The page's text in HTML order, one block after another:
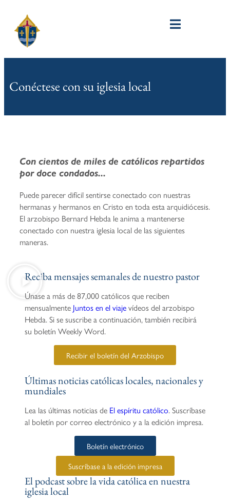
Conéctese con su iglesia local
Con cientos de miles de católicos repartidos
por doce condados...
Puede parecer difícil sentirse conectado con nuestras
hermanas y hermanos en Cristo en toda esta arquidiócesis.
El arzobispo Bernard Hebda le anima a mantenerse
conectado con nuestra iglesia local de las siguientes
maneras.
Reciba mensajes semanales de nuestro pastor
Únase a más de 87,000 católicos que reciben
mensualmente Juntos en el viajevídeos del arzobispo
Hebda. Si se suscribe a continuación, también recibirá
su boletín Weekly Word.
Recibir el boletín del Arzobispo
Últimas noticias católicas locales, nacionales y
mundiales
Lea las últimas noticias de El espíritu católico. Suscríbase
al boletín por correo electrónico y a la edición impresa.
Boletín electrónico
Suscríbase a la edición impresa
El podcast sobre la vida católica en nuestra
iglesia local